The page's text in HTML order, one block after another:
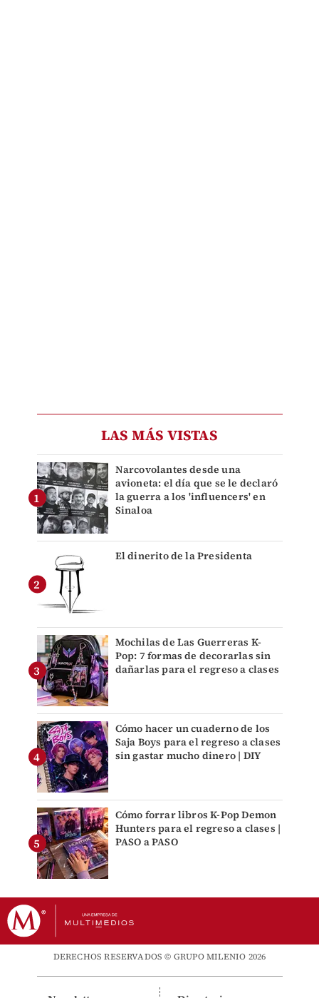
LAS MÁS VISTAS
Narcovolantes desde una
avioneta: el día que se le declaró
la guerra a los 'influencers' en
Sinaloa
El dinerito de la Presidenta
Mochilas de Las Guerreras K-
Pop: 7 formas de decorarlas sin
dañarlas para el regreso a clases
Cómo hacer un cuaderno de los
Saja Boys para el regreso a clases
sin gastar mucho dinero | DIY
Cómo forrar libros K-Pop Demon
Hunters para el regreso a clases |
PASO a PASO
DERECHOS RESERVADOS © GRUPO MILENIO 2026